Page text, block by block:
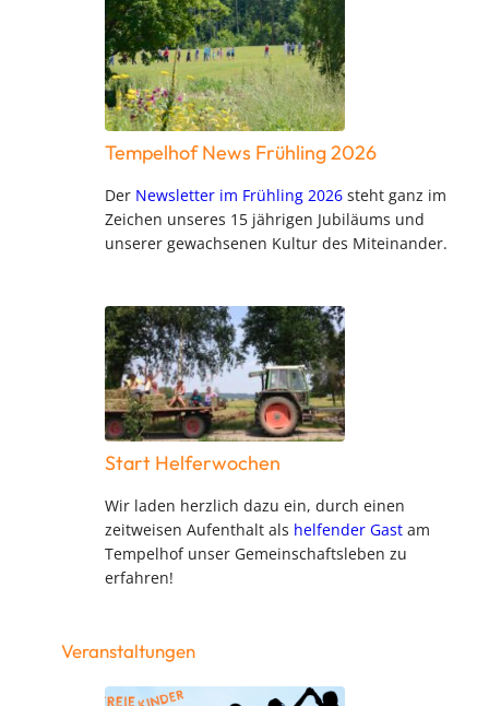
Tempelhof News Frühling 2026
Der Newsletter im Frühling 2026 steht ganz im
Zeichen unseres 15 jährigen Jubiläums und
unserer gewachsenen Kultur des Miteinander.
Start Helferwochen
Wir laden herzlich dazu ein, durch einen
zeitweisen Aufenthalt als helfender Gast am
Tempelhof unser Gemeinschaftsleben zu
erfahren!
Veranstaltungen